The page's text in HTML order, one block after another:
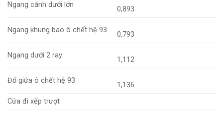
Ngang cánh dưới lớn
0,893
Ngang khung bao ô chết hệ 93
0,793
Ngang dưới 2 ray
1,112
Đố giữa ô chết hệ 93
1,136
Cửa đi xếp trượt